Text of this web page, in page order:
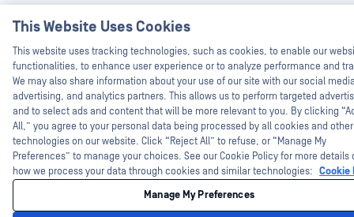
This Website Uses Cookies
This website uses tracking technologies, such as cookies, to enable our
functionalities, to enhance user experience or to analyze performance and
We may also share information about your use of our site with our social
advertising, and analytics partners. This allows us to perform targeted
and to select ads and content that will be more relevant to you. By clicking
All,” you agree to your personal data being processed by all cookies and other
technologies on our website. Click “Reject All” to refuse, or “Manage My
Preferences” to manage your choices. See our Cookie Policy for more details
how we process your data through cookies and similar technologies: Cookie
Manage My Preferences
How can I help you secure what's
today?